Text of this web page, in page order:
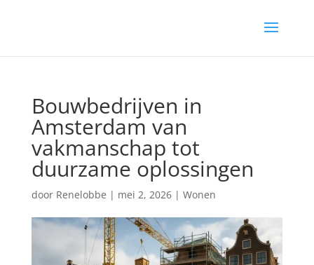
Bouwbedrijven in
Amsterdam van
vakmanschap tot
duurzame oplossingen
door Renelobbe | mei 2, 2026| Wonen